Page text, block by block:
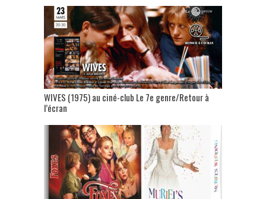
WIVES (1975) au ciné-club Le 7e genre/Retour à
l’écran